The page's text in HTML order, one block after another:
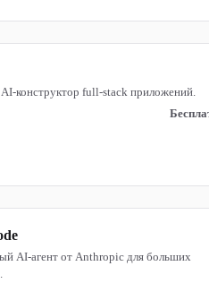
конструктор full-stack приложений.
AI-агент от Anthropic для больших